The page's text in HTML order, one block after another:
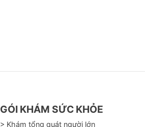
GÓI KHÁM SỨC KHỎE
> Khám tổng quát người lớn